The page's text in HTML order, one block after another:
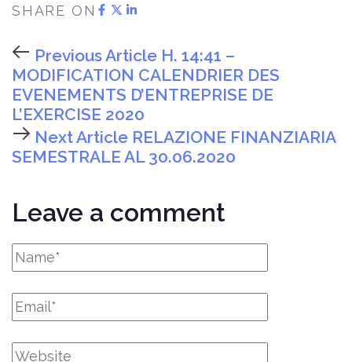
SHARE ON
Previous Article H. 14:41 –
MODIFICATION CALENDRIER DES
EVENEMENTS D’ENTREPRISE DE
L’EXERCISE 2020
Next Article RELAZIONE FINANZIARIA
SEMESTRALE AL 30.06.2020
Leave a comment